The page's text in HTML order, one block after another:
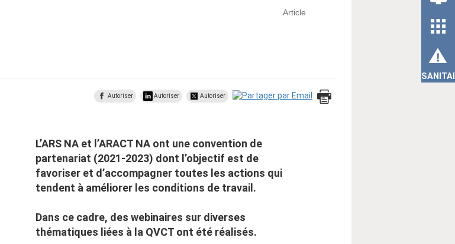
Article
Autoriser Autoriser Autoriser
L’ARS NA et l’ARACT NA ont une convention de
partenariat (2021-2023) dont l’objectif est de
favoriser et d’accompagner toutes les actions qui
tendent à améliorer les conditions de travail.
Dans ce cadre, des webinaires sur diverses
thématiques liées à la QVCT ont été réalisés.